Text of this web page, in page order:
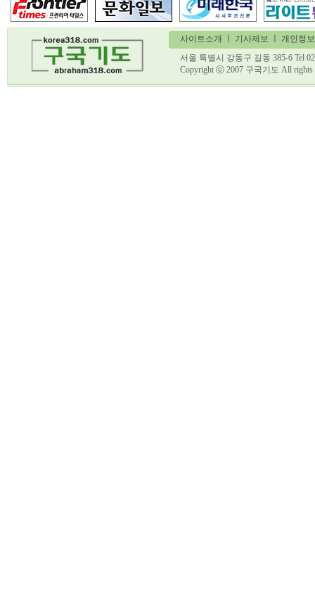
사이트소개 기사제보 ㅣ 개인정
서울 특별시 강동구 길동 385-6 Tel
Copyright ⓒ 2007 구국기도 All